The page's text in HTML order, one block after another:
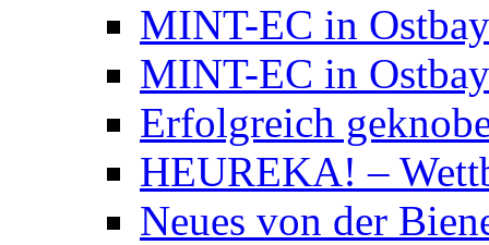
MINT-EC in
MINT-EC in
Erfolgreich
HEUREKA! –
Neues von der